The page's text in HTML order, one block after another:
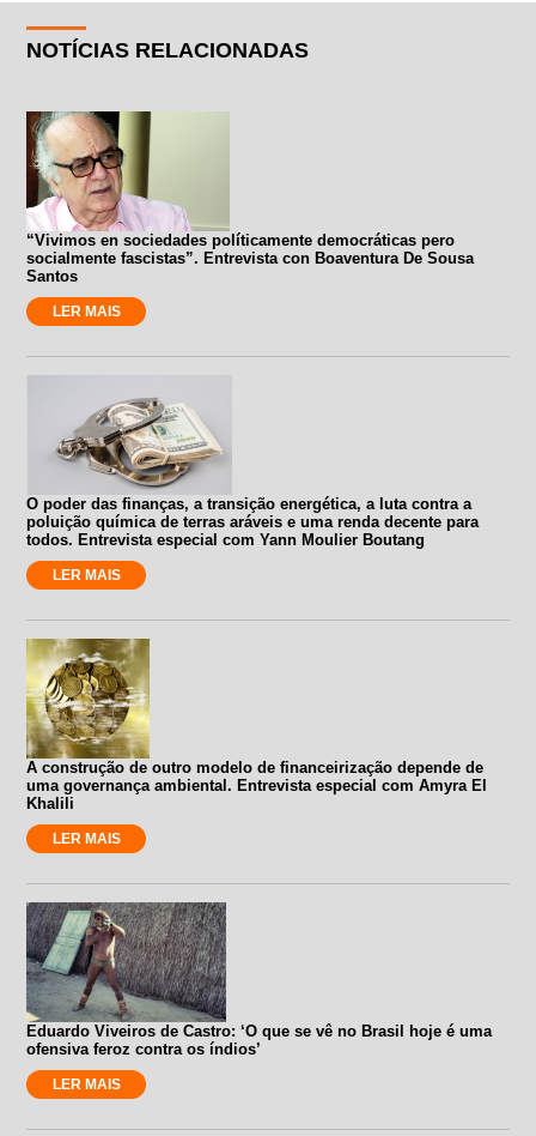
NOTÍCIAS RELACIONADAS
“Vivimos en sociedades políticamente democráticas pero
socialmente fascistas”. Entrevista con Boaventura De Sousa
Santos
LER MAIS
O poder das finanças, a transição energética, a luta contra a
poluição química de terras aráveis e uma renda decente para
todos. Entrevista especial com Yann Moulier Boutang
LER MAIS
A construção de outro modelo de financeirização depende de
uma governança ambiental. Entrevista especial com Amyra El
Khalili
LER MAIS
Eduardo Viveiros de Castro: ‘O que se vê no Brasil hoje é uma
ofensiva feroz contra os índios’
LER MAIS